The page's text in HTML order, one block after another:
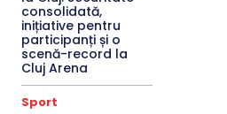
consolidată,
inițiative pentru
participanți și o
scenă-record la
Cluj Arena
Sport